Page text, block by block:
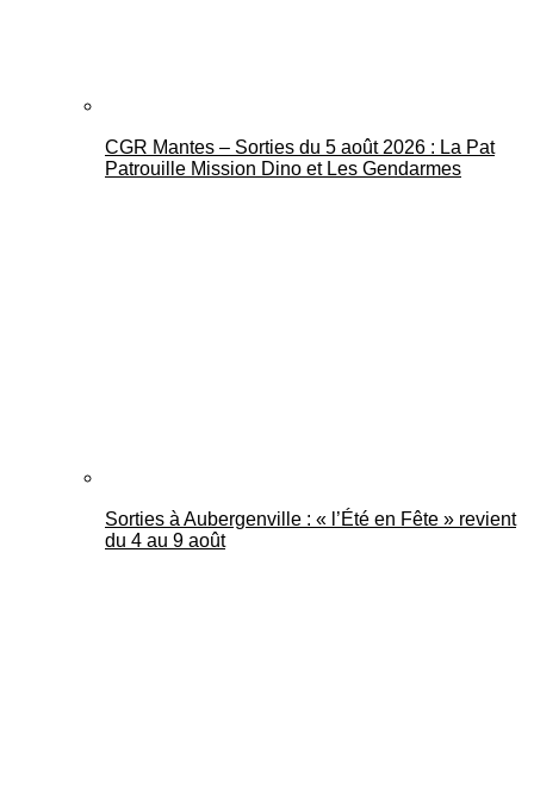
CGR Mantes – Sorties du 5 août 2026 : La Pat
Patrouille Mission Dino et Les Gendarmes
Sorties à Aubergenville : « l’Été en Fête » revient
du 4 au 9 août